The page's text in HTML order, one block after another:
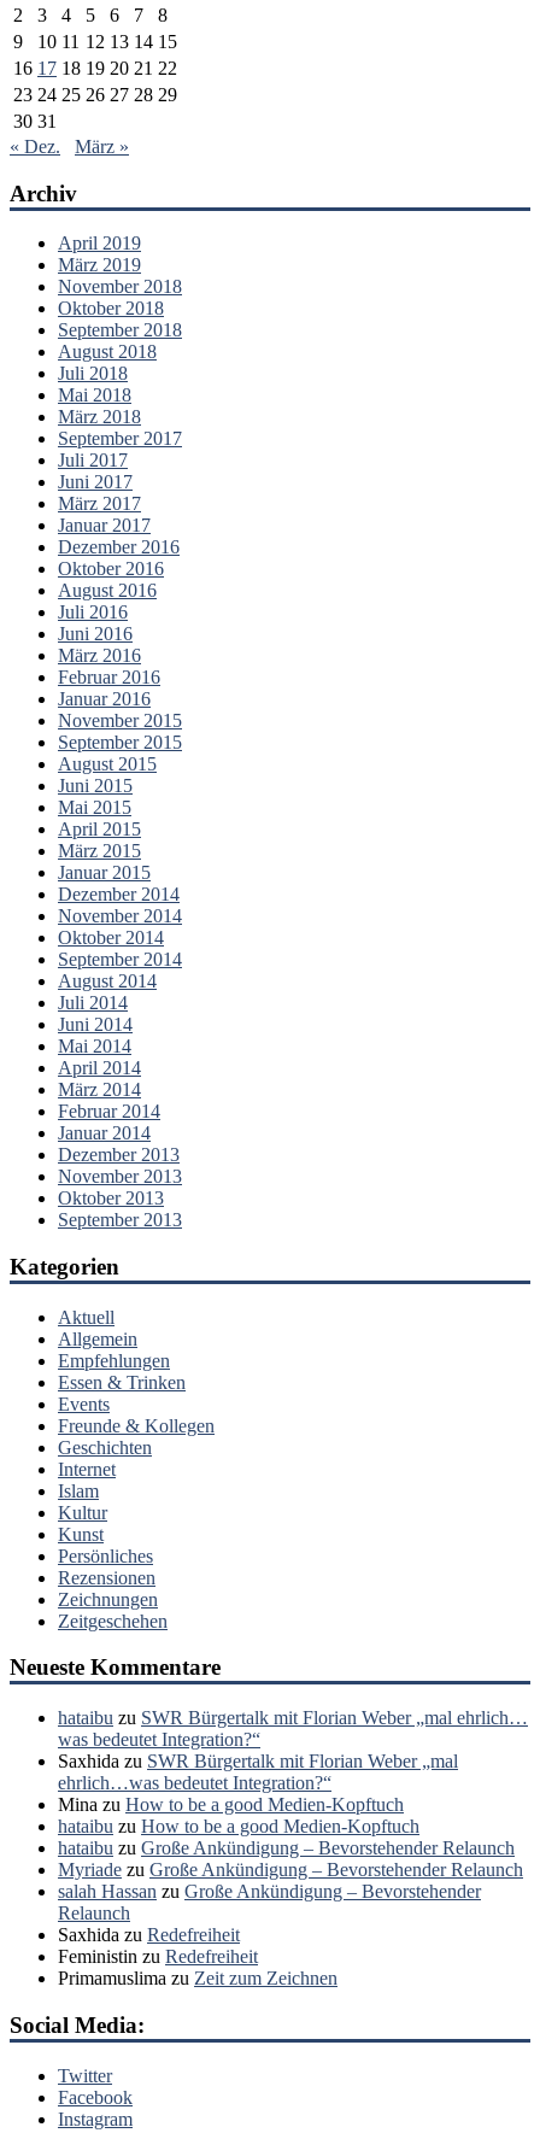
2
3 4 5 6 7
8
9
10 11 12 13 14 15
16 17 18 19 20 21 22
23 24 25 26 27 28 29
30 31
« Dez.
März »
Archiv
April 2019
März 2019
November 2018
Oktober 2018
September 2018
August 2018
Juli 2018
Mai 2018
März 2018
September 2017
Juli 2017
Juni 2017
März 2017
Januar 2017
Dezember 2016
Oktober 2016
August 2016
Juli 2016
Juni 2016
März 2016
Februar 2016
Januar 2016
November 2015
September 2015
August 2015
Juni 2015
Mai 2015
April 2015
März 2015
Januar 2015
Dezember 2014
November 2014
Oktober 2014
September 2014
August 2014
Juli 2014
Juni 2014
Mai 2014
April 2014
März 2014
Februar 2014
Januar 2014
Dezember 2013
November 2013
Oktober 2013
September 2013
Kategorien
Aktuell
Allgemein
Empfehlungen
Essen & Trinken
Events
Freunde & Kollegen
Geschichten
Internet
Islam
Kultur
Kunst
Persönliches
Rezensionen
Zeichnungen
Zeitgeschehen
Neueste Kommentare
hataibu zu SWR Bürgertalk mit Florian Weber „mal ehrlich…
was bedeutet Integration?“
Saxhida zu SWR Bürgertalk mit Florian Weber „mal
ehrlich…was bedeutet Integration?“
Mina zu How to be a good Medien-Kopftuch
hataibu zu How to be a good Medien-Kopftuch
hataibu zu Große Ankündigung – Bevorstehender Relaunch
Myriade zu Große Ankündigung – Bevorstehender Relaunch
salah Hassan zu Große Ankündigung – Bevorstehender
Relaunch
Saxhida zu Redefreiheit
Feministin zu Redefreiheit
Primamuslima zu Zeit zum Zeichnen
Social Media:
Twitter
Facebook
Instagram